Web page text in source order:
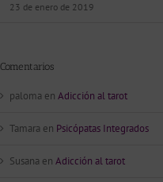
23 de enero de 2019
Comentarios
paloma en Adicción al tarot
Tamara en Psicópatas Integrados
Susana en Adicción al tarot